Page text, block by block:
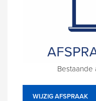
Bestaande
WIJZIG AFSPRAAK